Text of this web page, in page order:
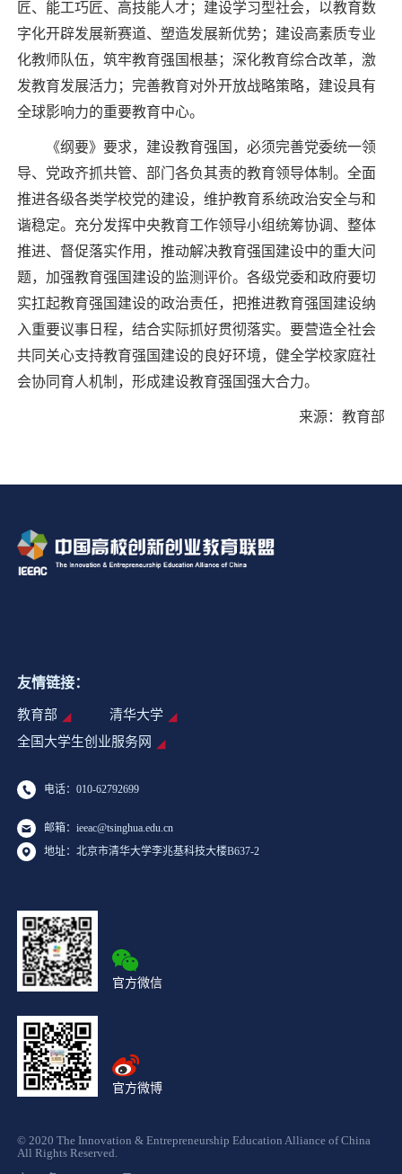
匠、能工巧匠、高技能人才；建设学习型社会，以教育数
字化开辟发展新赛道、塑造发展新优势；建设高素质专业
化教师队伍，筑牢教育强国根基；深化教育综合改革，激
发教育发展活力；完善教育对外开放战略策略，建设具有
全球影响力的重要教育中心。
《纲要》要求，建设教育强国，必须完善党委统一领
导、党政齐抓共管、部门各负其责的教育领导体制。全面
推进各级各类学校党的建设，维护教育系统政治安全与和
谐稳定。充分发挥中央教育工作领导小组统筹协调、整体
推进、督促落实作用，推动解决教育强国建设中的重大问
题，加强教育强国建设的监测评价。各级党委和政府要切
实扛起教育强国建设的政治责任，把推进教育强国建设纳
入重要议事日程，结合实际抓好贯彻落实。要营造全社会
共同关心支持教育强国建设的良好环境，健全学校家庭社
会协同育人机制，形成建设教育强国强大合力。
来源：教育部
友情链接：
教育部
清华大学
全国大学生创业服务网
电话：010-62792699
邮箱：ieeac@tsinghua.edu.cn
地址：北京市清华大学李兆基科技大楼B637-2
官方微信
官方微博
© 2020 The Innovation & Entrepreneurship Education Alliance of China
All Rights Reserved.